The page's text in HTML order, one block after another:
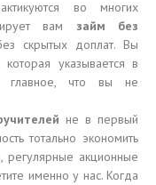
во многих
вам займ без
скрытых доплат. Вы
указывается в
главное, что вы не
не в первый
тотально экономить
регулярные акционные
именно у нас. Когда